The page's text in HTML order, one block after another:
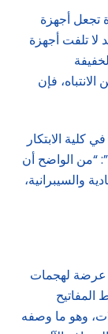
تجعل أجهزة
لا تلفت أجهزة
فإن
كلية الابتكار
والتكنولوجيا بجامعة ميشيغان لشبكة “CNBC”: “من الواضح أن
والسيبرانية،
عرضة لهجمات
المفاتيح
وهو ما وصفه